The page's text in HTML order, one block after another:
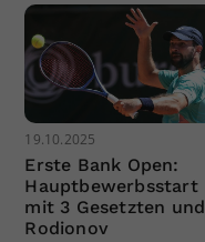
19.10.2025
Erste Bank Open:
Hauptbewerbsstart
mit 3 Gesetzten und
Rodionov